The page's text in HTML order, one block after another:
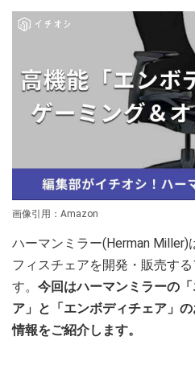
画像引用：Amazon
ハーマンミラー(Herman
フィスチェアを開発・販売す
す。 今回はハーマンミラーの
ア」と「エンボディチェア」
情報をご紹介します。